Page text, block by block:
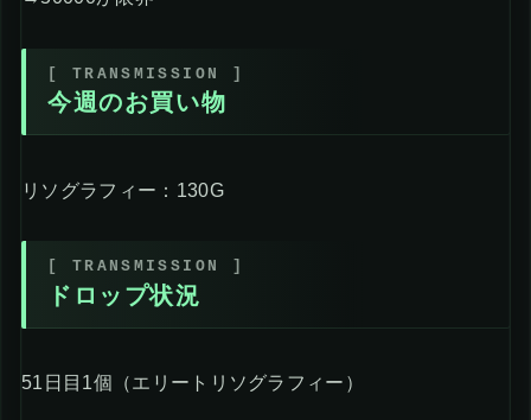
今週のお買い物
リソグラフィー：130G
ドロップ状況
51日目1個（エリートリソグラフィー）